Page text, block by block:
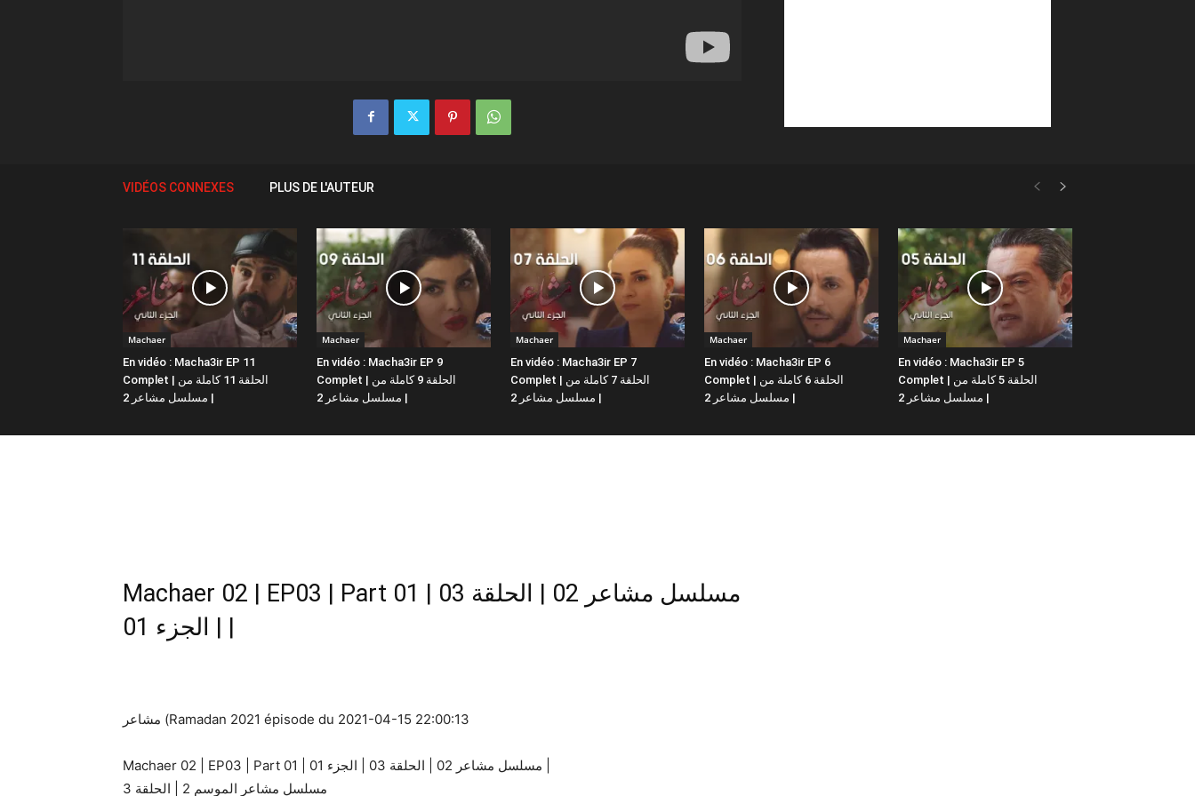
VIDÉOS CONNEXES PLUS DE L'AUTEUR
Machaer
En vidéo : Macha3ir EP 11
Complet | الحلقة 11 كاملة من
مسلسل مشاعر 2 |
Machaer
En vidéo : Macha3ir EP 9
Complet | الحلقة 9 كاملة من
مسلسل مشاعر 2 |
Machaer
En vidéo : Macha3ir EP 7
Complet | الحلقة 7 كاملة من
مسلسل مشاعر 2 |
Machaer
En vidéo : Macha3ir EP 6
Complet | الحلقة 6 كاملة من
مسلسل مشاعر 2 |
Machaer
En vidéo : Macha3ir EP 5
Complet | الحلقة 5 كاملة من
مسلسل مشاعر 2 |
Machaer 02 | EP03 | Part 01 | مسلسل مشاعر 02 | الحلقة 03
مشاعر (Ramadan 2021 épisode du 2021-04-15 22:00:13
مسلسل مشاعر الموسم 2 | الحلقة 3